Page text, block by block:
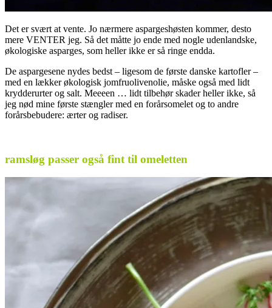
Det er svært at vente. Jo nærmere aspargeshøsten kommer, desto
mere VENTER jeg. Så det måtte jo ende med nogle udenlandske,
økologiske asparges, som heller ikke er så ringe endda.
De aspargesene nydes bedst – ligesom de første danske kartofler –
med en lækker økologisk jomfruolivenolie, måske også med lidt
krydderurter og salt. Meeeen … lidt tilbehør skader heller ikke, så
jeg nød mine første stængler med en forårsomelet og to andre
forårsbebudere: ærter og radiser.
ramsløg passer også fint til omeletten